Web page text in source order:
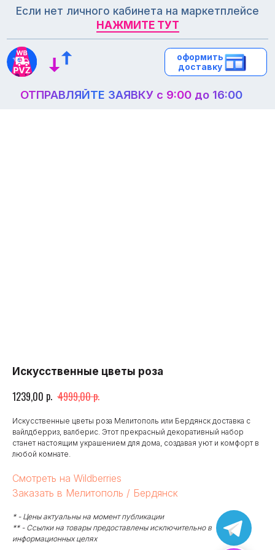
Если нет личного кабинета на маркетплейсе
НАЖМИТЕ ТУТ
оформить
доставку
НАЖМИТЕ ТУТ
оформить
доставку
Искусственные цветы роза
1239,00 р. 4999,00р.
Искусственные цветы роза Мелитополь или Бердянск доставка с
вайлдберриз, валберис. Этот прекрасный декоративный набор
станет настоящим украшением для дома, создавая уют и комфорт в
любой комнате.
Смотреть на Wildberries
Заказать в Мелитополь / Бердянск
* - Цены актуальны на момент публикации
** - Ссылки на товары предоставлены исключительно в
информационных целях